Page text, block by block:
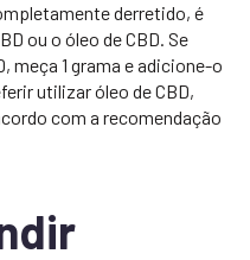
derretido, é
ou o óleo de CBD. Se
meça 1 grama e adicione-o
utilizar óleo de CBD,
com a recomendação